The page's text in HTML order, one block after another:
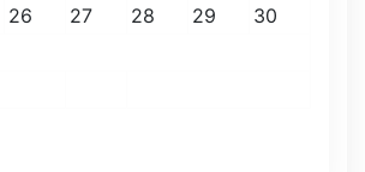
26 27 28 29
30